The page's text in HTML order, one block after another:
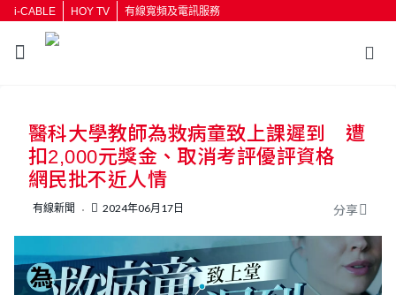
i-CABLE HOY TV 有線寬頻及電訊服務
按輸入鍵開始搜尋
醫科大學教師為救病童致上課遲到 遭
扣2,000元獎金、取消考評優評資格
網民批不近人情
有線新聞 2024年06月17日 分享